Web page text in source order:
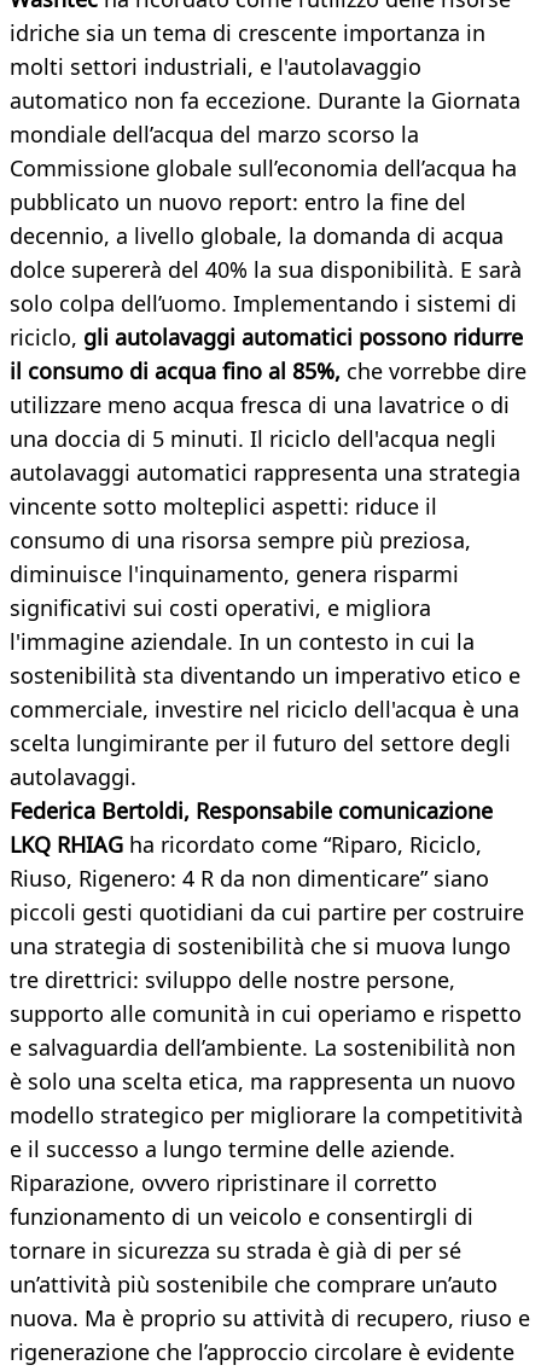
idriche sia un tema di crescente importanza in
molti settori industriali, e l'autolavaggio
automatico non fa eccezione. Durante la Giornata
mondiale dell’acqua del marzo scorso la
Commissione globale sull’economia dell’acqua ha
pubblicato un nuovo report: entro la fine del
decennio, a livello globale, la domanda di acqua
dolce supererà del 40% la sua disponibilità. E sarà
solo colpa dell’uomo. Implementando i sistemi di
riciclo, gli autolavaggi automatici possono ridurre
il consumo di acqua fino al 85%, che vorrebbe dire
utilizzare meno acqua fresca di una lavatrice o di
una doccia di 5 minuti. Il riciclo dell'acqua negli
autolavaggi automatici rappresenta una strategia
vincente sotto molteplici aspetti: riduce il
consumo di una risorsa sempre più preziosa,
diminuisce l'inquinamento, genera risparmi
significativi sui costi operativi, e migliora
l'immagine aziendale. In un contesto in cui la
sostenibilità sta diventando un imperativo etico e
commerciale, investire nel riciclo dell'acqua è una
scelta lungimirante per il futuro del settore degli
autolavaggi.
Federica Bertoldi, Responsabile comunicazione
LKQ RHIAG ha ricordato come “Riparo, Riciclo,
Riuso, Rigenero: 4 R da non dimenticare” siano
piccoli gesti quotidiani da cui partire per costruire
una strategia di sostenibilità che si muova lungo
tre direttrici: sviluppo delle nostre persone,
supporto alle comunità in cui operiamo e rispetto
e salvaguardia dell’ambiente. La sostenibilità non
è solo una scelta etica, ma rappresenta un nuovo
modello strategico per migliorare la competitività
e il successo a lungo termine delle aziende.
Riparazione, ovvero ripristinare il corretto
funzionamento di un veicolo e consentirgli di
tornare in sicurezza su strada è già di per sé
un’attività più sostenibile che comprare un’auto
nuova. Ma è proprio su attività di recupero, riuso e
rigenerazione che l’approccio circolare è evidente